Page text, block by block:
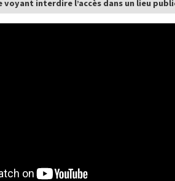
voyant interdire l’accès dans un lieu